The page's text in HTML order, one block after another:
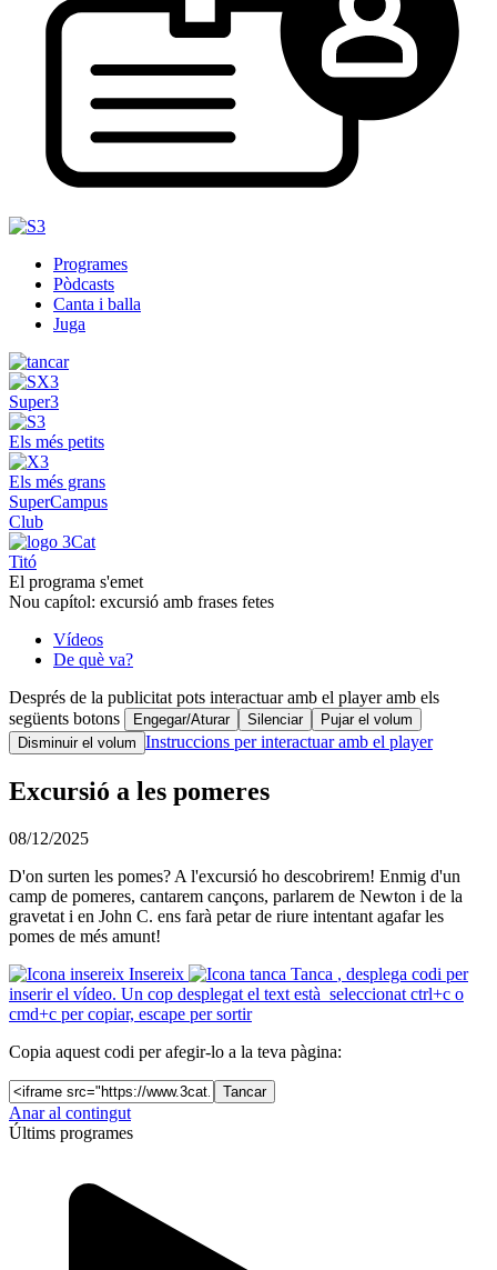
Programes
Pòdcasts
Canta i balla
Juga
Super3
Els més petits
Els més grans
SuperCampus
Club
Titó
El programa s'emet
Nou capítol: excursió amb frases fetes
Vídeos
De què va?
Després de la publicitat pots interactuar amb el player amb els
següents botons
Engegar/Aturar Silenciar
Pujar el volum
Disminuir el volum Instruccions per interactuar amb el player
Excursió a les pomeres
08/12/2025
D'on surten les pomes? A l'excursió ho descobrirem! Enmig d'un
camp de pomeres, cantarem cançons, parlarem de Newton i de la
gravetat i en John C. ens farà petar de riure intentant agafar les
pomes de més amunt!
Insereix
Tanca , desplega codi per
inserir el vídeo. Un cop desplegat el text està seleccionat ctrl+c o
cmd+c per copiar, escape per sortir
Copia aquest codi per afegir-lo a la teva pàgina:
Tancar
Anar al contingut
Últims programes